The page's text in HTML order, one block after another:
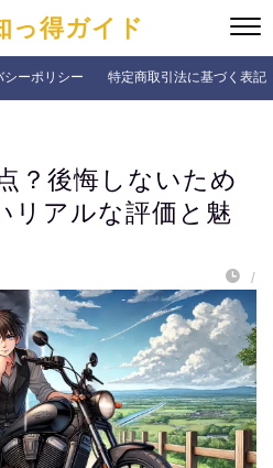
っ得ガイド
シーポリシー 特定商取引法に基づく表記
？後悔しないため
リアルな評価と魅
/